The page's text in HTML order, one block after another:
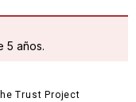
5 años.